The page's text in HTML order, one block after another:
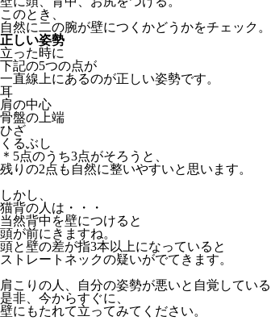
このとき、
自然に二の腕が壁につくかどうかをチェック。
正しい姿勢
立った時に
下記の5つの点が
一直線上にあるのが正しい姿勢です。
耳
肩の中心
骨盤の上端
ひざ
くるぶし
＊5点のうち3点がそろうと、
残りの2点も自然に整いやすいと思います。
しかし、
猫背の人は・・・
当然背中を壁につけると
頭が前にきますね。
頭と壁の差が指3本以上になっていると
ストレートネックの疑いがでてきます。
肩こりの人、自分の姿勢が悪いと自覚している
是非、今からすぐに、
壁にもたれて立ってみてください。